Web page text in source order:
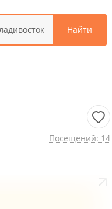
Найти
Посещений: 14